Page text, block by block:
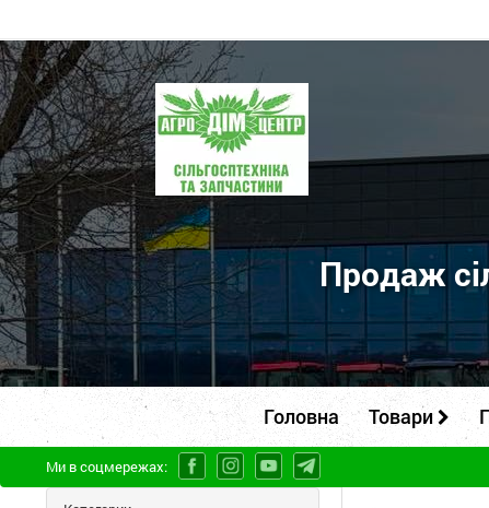
ПП
"Агродім-
центр"
-
продаж
сільськогосподарської
техніки
та
запчастин
Продаж
Головна Товари
Ми в соцмережах: